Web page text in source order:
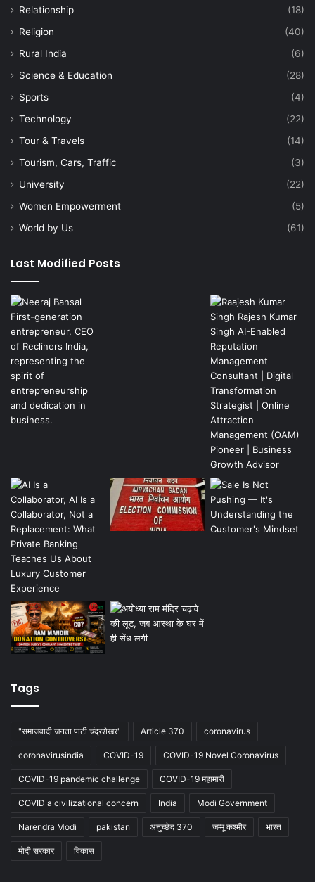
Relationship
(18)
Religion
(40)
Rural India
(6)
Science & Education
(28)
Sports
(4)
Technology
(22)
Tour & Travels
(14)
Tourism, Cars, Traffic
(3)
University
(22)
Women Empowerment
(5)
World by Us
(61)
Last Modified Posts
Tags
"समाजवादी जनता पार्टी चंद्रशेखर" Article 370 coronavirus
coronavirusindia COVID-19 COVID-19 Novel Coronavirus
COVID-19 pandemic challenge COVID-19 महामारी
COVID a civilizational concern India Modi Government
Narendra Modi pakistan अनुच्छेद 370 जम्मू कश्मीर भारत
मोदी सरकार विकास